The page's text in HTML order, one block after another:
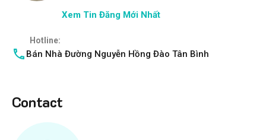
Xem Tin Đăng Mới Nhất
Hotline:
Bán Nhà Đường Nguyễn Hồng Đào Tân Bình
Contact